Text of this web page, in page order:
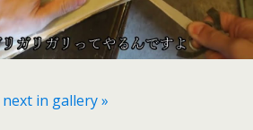
next in gallery »